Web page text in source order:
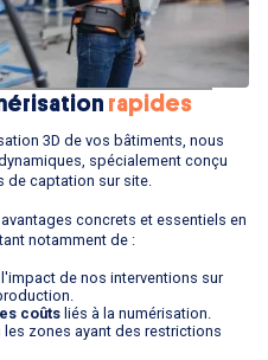
rapides
3D de vos bâtiments, nous
spécialement conçu
de captation sur site.
concrets et essentiels en
notamment de :
de nos interventions sur
coûts liés à la numérisation.
les zones ayant des restrictions